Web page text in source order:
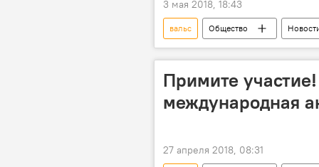
3 мая 2018, 18:43
вальс Общество
Мультимедиа
Бишкек
Примите
международная
27 апреля 2018, 08:31